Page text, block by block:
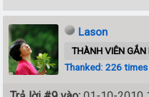
Lason
THÀNH VIÊN GẮN
Thanked: 226 times